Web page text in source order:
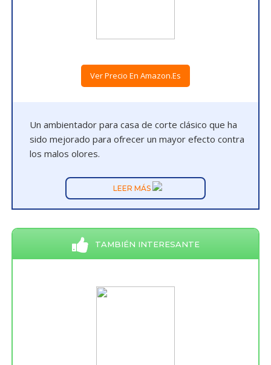
Ver Precio En Amazon.es
Un ambientador para casa de corte clásico que ha
sido mejorado para ofrecer un mayor efecto contra
los malos olores.
LEER MÁS
TAMBIÉN INTERESANTE